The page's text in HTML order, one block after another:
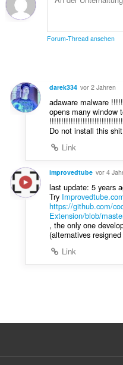
t
g
e
n
e
n
Forum-Thread ansehen
darek334 vor 2 Jahren
adaware malware
opens many window
Do not install this
Link
improvedtube vor 4
last update: 5 years
Try
https://github.com/
Extension/blob/
, the only one
(alternatives
Link